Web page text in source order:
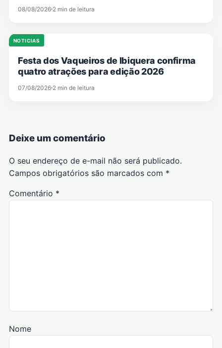
08/08/2026 2 min de leitura
NOTICIAS
Festa dos Vaqueiros de Ibiquera confirma
quatro atrações para edição 2026
07/08/2026 2 min de leitura
Deixe um comentário
O seu endereço de e-mail não será publicado.
Campos obrigatórios são marcados com *
Comentário *
Nome